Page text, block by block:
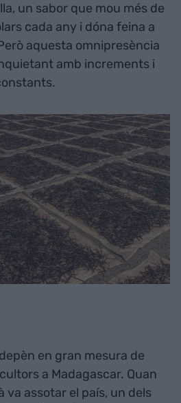
un sabor que mou més de
cada any i dóna feina a
aquesta omnipresència
amb increments i
en gran mesura de
a Madagascar. Quan
va assotar el país, un dels